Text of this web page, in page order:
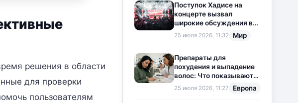
решения в области
для проверки
пользователям
Поступок Хадисе на
концерте вызвал
широкие обсуждения в
социальных сетях
25 июля 2026, 11:32 Мир
Препараты для
похудения и выпадение
волос: Что показывают
новые исследования?
25 июля 2026, 11:27 Европа